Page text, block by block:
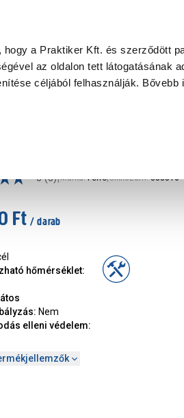
a Praktiker Kft. és szerződött
az oldalon tett látogatásának
céljából felhasználják. Bővebb
Ügyintézés és Információ
5 (3)|Márka: Ferro|Cikkszám: 338516
Ft / darab
hőmérséklet:
: Nem
elleni védelem: